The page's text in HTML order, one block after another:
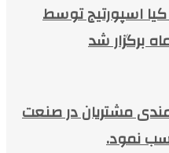
اسپورتیج توسط
برگزار شد
مشتریان در صنعت
نمود.